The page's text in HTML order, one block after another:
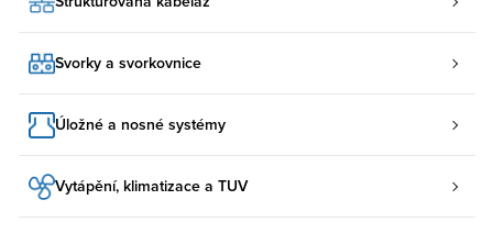
Svorky a svorkovnice
Úložné a nosné systémy
Vytápění, klimatizace a TUV